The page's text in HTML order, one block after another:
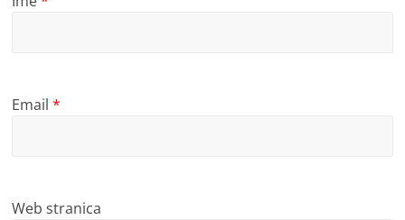
Email*
Web stranica